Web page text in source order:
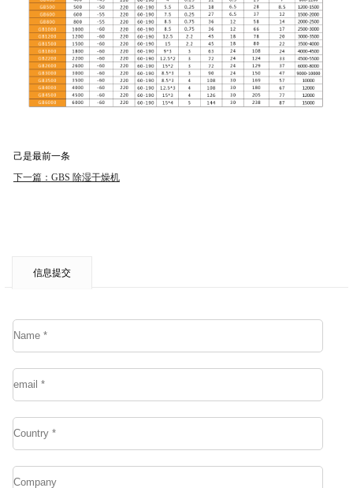
己是最前一条
下一篇： GBS 除湿干燥机
信息提交